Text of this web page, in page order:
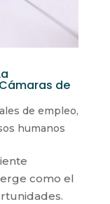
de
de empleo,
humanos
como el